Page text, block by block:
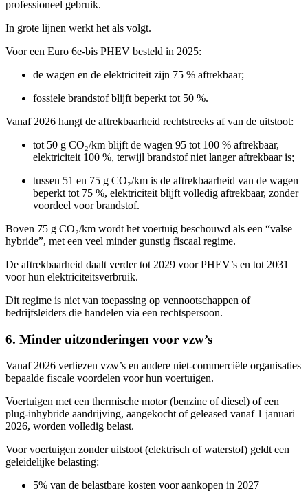
professioneel gebruik.
In grote lijnen werkt het als volgt.
Voor een Euro 6e-bis PHEV besteld in 2025:
de wagen en de elektriciteit zijn 75 % aftrekbaar;
fossiele brandstof blijft beperkt tot 50 %.
Vanaf 2026 hangt de aftrekbaarheid rechtstreeks af van de uitstoot:
tot 50 g CO₂/km blijft de wagen 95 tot 100 % aftrekbaar,
elektriciteit 100 %, terwijl brandstof niet langer aftrekbaar is;
tussen 51 en 75 g CO₂/km is de aftrekbaarheid van de wagen
beperkt tot 75 %, elektriciteit blijft volledig aftrekbaar, zonder
voordeel voor brandstof.
Boven 75 g CO₂/km wordt het voertuig beschouwd als een “valse
hybride”, met een veel minder gunstig fiscaal regime.
De aftrekbaarheid daalt verder tot 2029 voor PHEV’s en tot 2031
voor hun elektriciteitsverbruik.
Dit regime is niet van toepassing op vennootschappen of
bedrijfsleiders die handelen via een rechtspersoon.
6. Minder uitzonderingen voor vzw’s
Vanaf 2026 verliezen vzw’s en andere niet-commerciële organisaties
bepaalde fiscale voordelen voor hun voertuigen.
Voertuigen met een thermische motor (benzine of diesel) of een
plug-inhybride aandrijving, aangekocht of geleased vanaf 1 januari
2026, worden volledig belast.
Voor voertuigen zonder uitstoot (elektrisch of waterstof) geldt een
geleidelijke belasting:
5% van de belastbare kosten voor aankopen in 2027